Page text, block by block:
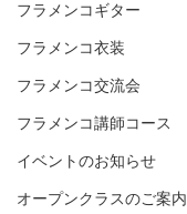
フラメンコギター
フラメンコ衣装
フラメンコ交流会
フラメンコ講師コース
イベントのお知らせ
オープンクラスのご案内